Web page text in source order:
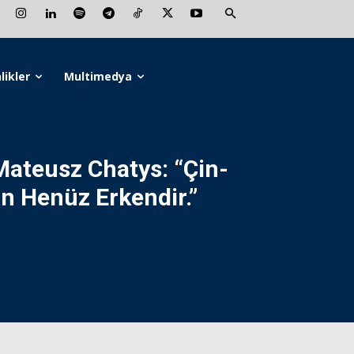
Multimedya
Chatys: “Çin-
Henüz Erkendir.”